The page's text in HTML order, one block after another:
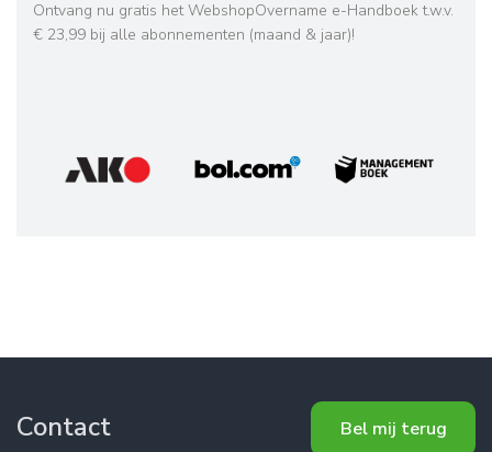
Ontvang nu gratis het WebshopOvername e-Handboek t.w.v.
€ 23,99 bij alle abonnementen (maand & jaar)!
Contact Bel mij terug